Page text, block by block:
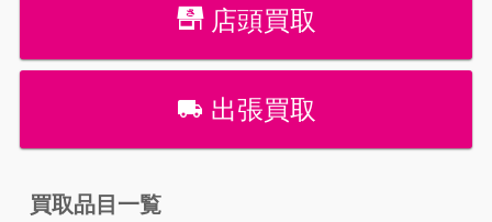
店頭買取
出張買取
買取品目一覧